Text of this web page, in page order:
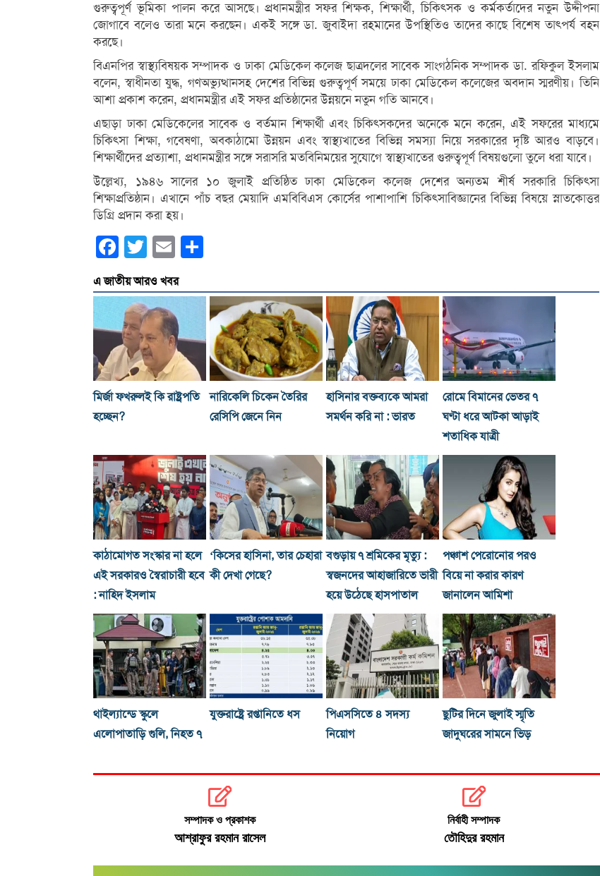
গুরুত্বপূর্ণ ভূমিকা পালন করে আসছে। প্রধানমন্ত্রীর সফর শিক্ষক, শিক্ষার্থী, চিকিৎসক ও কর্মকর্তাদের নতুন উদ্দীপনা
জোগাবে বলেও তারা মনে করছেন। একই সঙ্গে ডা. জুবাইদা রহমানের উপস্থিতিও তাদের কাছে বিশেষ তাৎপর্য বহন
করছে।
বিএনপির স্বাস্থ্যবিষয়ক সম্পাদক ও ঢাকা মেডিকেল কলেজ ছাত্রদলের সাবেক সাংগঠনিক সম্পাদক ডা. রফিকুল ইসলাম
বলেন, স্বাধীনতা যুদ্ধ, গণঅভ্যুত্থানসহ দেশের বিভিন্ন গুরুত্বপূর্ণ সময়ে ঢাকা মেডিকেল কলেজের অবদান স্মরণীয়। তিনি
আশা প্রকাশ করেন, প্রধানমন্ত্রীর এই সফর প্রতিষ্ঠানের উন্নয়নে নতুন গতি আনবে।
এছাড়া ঢাকা মেডিকেলের সাবেক ও বর্তমান শিক্ষার্থী এবং চিকিৎসকদের অনেকে মনে করেন, এই সফরের মাধ্যমে
চিকিৎসা শিক্ষা, গবেষণা, অবকাঠামো উন্নয়ন এবং স্বাস্থ্যখাতের বিভিন্ন সমস্যা নিয়ে সরকারের দৃষ্টি আরও বাড়বে।
শিক্ষার্থীদের প্রত্যাশা, প্রধানমন্ত্রীর সঙ্গে সরাসরি মতবিনিময়ের সুযোগে স্বাস্থ্যখাতের গুরুত্বপূর্ণ বিষয়গুলো তুলে ধরা যাবে।
উল্লেখ্য, ১৯৪৬ সালের ১০ জুলাই প্রতিষ্ঠিত ঢাকা মেডিকেল কলেজ দেশের অন্যতম শীর্ষ সরকারি চিকিৎসা
শিক্ষাপ্রতিষ্ঠান। এখানে পাঁচ বছর মেয়াদি এমবিবিএস কোর্সের পাশাপাশি চিকিৎসাবিজ্ঞানের বিভিন্ন বিষয়ে স্নাতকোত্তর
ডিগ্রি প্রদান করা হয়।
Facebook
Twitter Email
এ জাতীয় আরও খবর
মির্জা ফখরুলই কি রাষ্ট্রপতি
হচ্ছেন?
নারিকেলি চিকেন তৈরির
রেসিপি জেনে নিন
হাসিনার বক্তব্যকে আমরা
সমর্থন করি না : ভারত
রোমে বিমানের ভেতর ৭
ঘণ্টা ধরে আটকা আড়াই
শতাধিক যাত্রী
কাঠামোগত সংস্কার না হলে
এই সরকারও স্বৈরাচারী হবে
: নাহিদ ইসলাম
‘কিসের হাসিনা, তার চেহারা
কী দেখা গেছে?
বগুড়ায় ৭ শ্রমিকের মৃত্যু :
স্বজনদের আহাজারিতে ভারী
হয়ে উঠেছে হাসপাতাল
পঞ্চাশ পেরোনোর পরও
বিয়ে না করার কারণ
জানালেন আমিশা
থাইল্যান্ডে স্কুলে
এলোপাতাড়ি গুলি, নিহত ৭
যুক্তরাষ্ট্রে রপ্তানিতে ধস
পিএসসিতে ৪ সদস্য
নিয়োগ
ছুটির দিনে জুলাই স্মৃতি
জাদুঘরের সামনে ভিড়
সম্পাদক ও প্রকাশক
আশ্রাফুর রহমান রাসেল
নির্বাহী সম্পাদক
তৌহিদুর রহমান